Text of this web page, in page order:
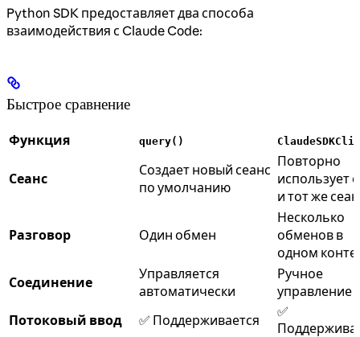
Python SDK предоставляет два способа
взаимодействия с Claude Code:
Быстрое сравнение
Функция query()
Сеанс
Создает новый сеанс
по умолчанию
Повторно
использует
и тот же
Разговор Один обмен
Несколько
обменов в
одном
Соединение
Управляется
автоматически
Ручное
управление
Потоковый ввод
✅ Поддерживается
✅